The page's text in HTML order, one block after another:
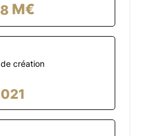
M€
création